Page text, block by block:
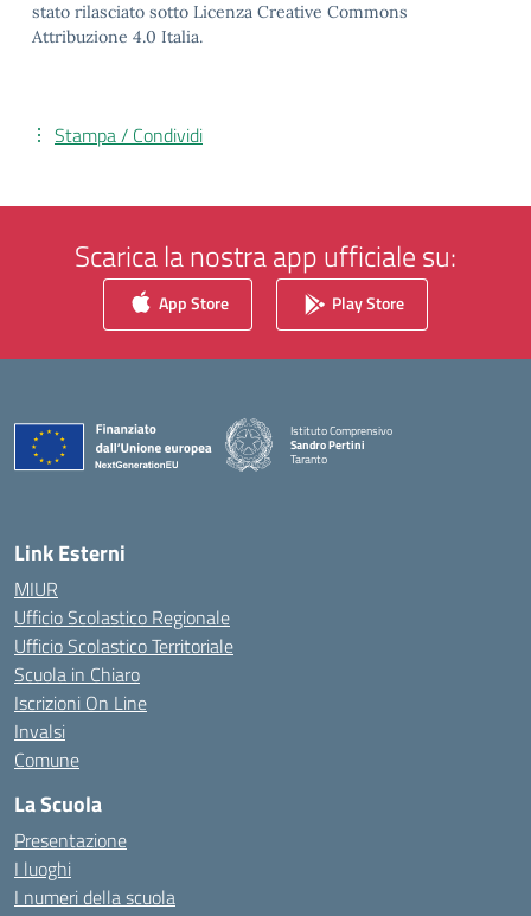
stato rilasciato sotto Licenza Creative Commons
Attribuzione 4.0 Italia.
Stampa / Condividi
Scarica la nostra app ufficiale su:
App Store Play Store
Istituto Comprensivo
Sandro Pertini
Taranto
Link Esterni
MIUR
Ufficio Scolastico Regionale
Ufficio Scolastico Territoriale
Scuola in Chiaro
Iscrizioni On Line
Invalsi
Comune
La Scuola
Presentazione
I luoghi
I numeri della scuola